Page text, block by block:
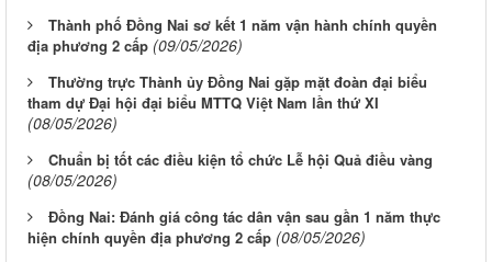
Thành phố Đồng Nai sơ kết 1 năm vận hành chính quyền
địa phương 2 cấp (09/05/2026)
Thường trực Thành ủy Đồng Nai gặp mặt đoàn đại biểu
tham dự Đại hội đại biểu MTTQ Việt Nam lần thứ XI
(08/05/2026)
Chuẩn bị tốt các điều kiện tổ chức Lễ hội Quả điều vàng
(08/05/2026)
Đồng Nai: Đánh giá công tác dân vận sau gần 1 năm thực
hiện chính quyền địa phương 2 cấp (08/05/2026)